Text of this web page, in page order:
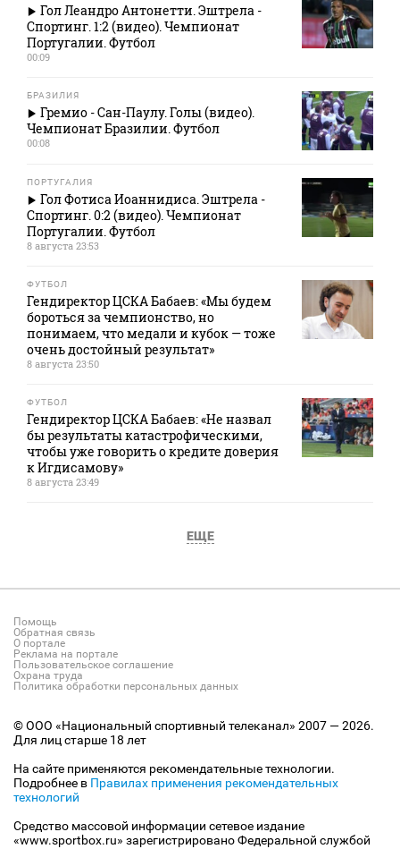
Гол Леандро Антонетти. Эштрела -
Спортинг. 1:2 (видео). Чемпионат
Португалии. Футбол
00:09
БРАЗИЛИЯ
Гремио - Сан-Паулу. Голы (видео).
Чемпионат Бразилии. Футбол
00:08
ПОРТУГАЛИЯ
Гол Фотиса Иоаннидиса. Эштрела -
Спортинг. 0:2 (видео). Чемпионат
Португалии. Футбол
8 августа 23:53
ФУТБОЛ
Гендиректор ЦСКА Бабаев: «Мы будем
бороться за чемпионство, но
понимаем, что медали и кубок — тоже
очень достойный результат»
8 августа 23:50
ФУТБОЛ
Гендиректор ЦСКА Бабаев: «Не назвал
бы результаты катастрофическими,
чтобы уже говорить о кредите доверия
к Игдисамову»
8 августа 23:49
ЕЩЕ
Помощь
Обратная связь
О портале
Реклама на портале
Пользовательское соглашение
Охрана труда
Политика обработки персональных данных
© ООО «Национальный спортивный телеканал» 2007 — 2026.
Для лиц старше 18 лет
На сайте применяются рекомендательные технологии.
Подробнее в Правилах применения рекомендательных
технологий
Средство массовой информации сетевое издание
«www.sportbox.ru» зарегистрировано Федеральной службой